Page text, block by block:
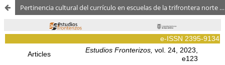
Pertinencia cultural del currículo en escuelas de la trifrontera norte de Chile: dilemas y desafíos